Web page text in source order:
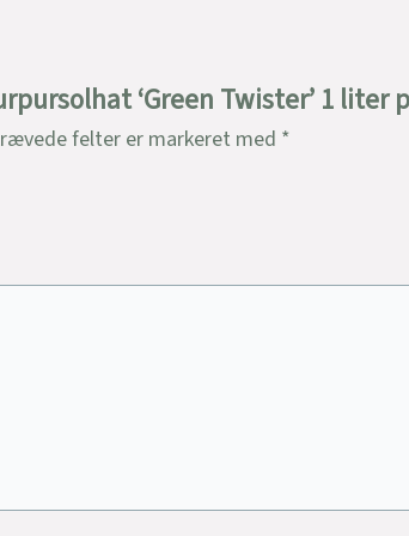
‘Green Twister’ 1 liter
felter er markeret med *